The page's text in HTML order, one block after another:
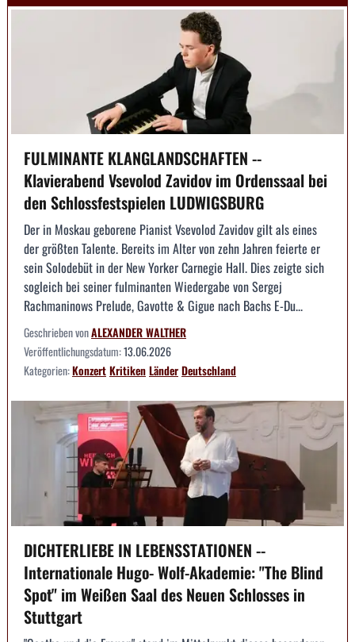
FULMINANTE KLANGLANDSCHAFTEN --
Klavierabend Vsevolod Zavidov im Ordenssaal bei
den Schlossfestspielen LUDWIGSBURG
Der in Moskau geborene Pianist Vsevolod Zavidov gilt als eines
der größten Talente. Bereits im Alter von zehn Jahren feierte er
sein Solodebüt in der New Yorker Carnegie Hall. Dies zeigte sich
sogleich bei seiner fulminanten Wiedergabe von Sergej
Rachmaninows Prelude, Gavotte & Gigue nach Bachs E-Du...
Geschrieben vonALEXANDER WALTHER
Veröffentlichungsdatum:13.06.2026
Kategorien:KonzertKritikenLänderDeutschland
DICHTERLIEBE IN LEBENSSTATIONEN --
Internationale Hugo- Wolf-Akademie: "The Blind
Spot" im Weißen Saal des Neuen Schlosses in
Stuttgart